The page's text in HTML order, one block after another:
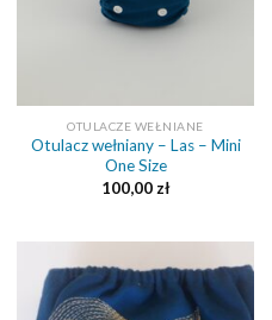
OTULACZE WEŁNIANE
Otulacz wełniany – Las – Mini
One Size
100,00 zł